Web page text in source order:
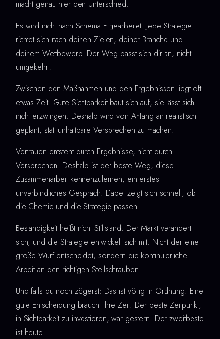
macht genau hier den Unterschied.
Es wird nicht nach Schema F gearbeitet. Jede Strategie
richtet sich nach deinen Zielen, deiner Branche und
deinem Wettbewerb. Der Weg passt sich dir an, nicht
umgekehrt.
Zwischen den Maßnahmen und den Ergebnissen liegt oft
etwas Zeit. Gute Sichtbarkeit baut sich auf, sie lässt sich
nicht erzwingen. Deshalb wird von Anfang an realistisch
geplant, statt unhaltbare Versprechen zu machen.
Vertrauen entsteht durch Ergebnisse, nicht durch
Versprechen. Deshalb ist der beste Weg, diese
Zusammenarbeit kennenzulernen, ein erstes
unverbindliches Gespräch. Dabei zeigt sich schnell, ob
die Chemie und die Strategie passen.
Beständigkeit heißt nicht Stillstand. Der Markt verändert
sich, und die Strategie entwickelt sich mit. Nicht der eine
große Wurf entscheidet, sondern die kontinuierliche
Arbeit an den richtigen Stellschrauben.
Und falls du noch zögerst: Das ist völlig in Ordnung. Eine
gute Entscheidung braucht ihre Zeit. Der beste Zeitpunkt,
in Sichtbarkeit zu investieren, war gestern. Der zweitbeste
ist heute.